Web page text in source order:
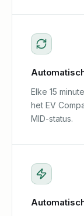
Elke 15
het EV
MID-status.